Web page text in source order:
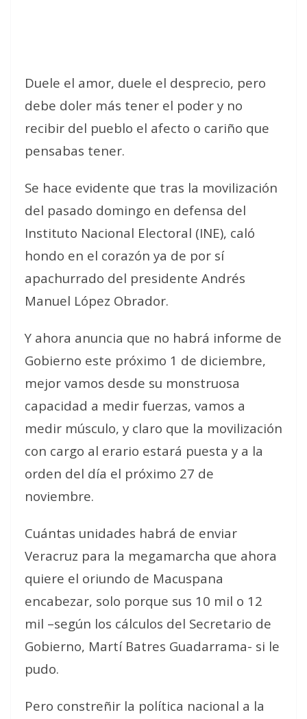
Duele el amor, duele el desprecio, pero
debe doler más tener el poder y no
recibir del pueblo el afecto o cariño que
pensabas tener.
Se hace evidente que tras la movilización
del pasado domingo en defensa del
Instituto Nacional Electoral (INE), caló
hondo en el corazón ya de por sí
apachurrado del presidente Andrés
Manuel López Obrador.
Y ahora anuncia que no habrá informe de
Gobierno este próximo 1 de diciembre,
mejor vamos desde su monstruosa
capacidad a medir fuerzas, vamos a
medir músculo, y claro que la movilización
con cargo al erario estará puesta y a la
orden del día el próximo 27 de
noviembre.
Cuántas unidades habrá de enviar
Veracruz para la megamarcha que ahora
quiere el oriundo de Macuspana
encabezar, solo porque sus 10 mil o 12
mil –según los cálculos del Secretario de
Gobierno, Martí Batres Guadarrama- si le
pudo.
Pero constreñir la política nacional a la